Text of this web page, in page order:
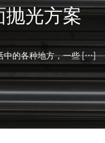
光方案
中的各种地方，一些[…]